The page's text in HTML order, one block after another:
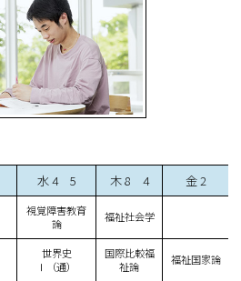
水 4 5 木 8 4 金 2
視覚障害教育
論
福祉社会学
世界史
Ⅰ（通）
国際比較福
祉論
福祉国家論